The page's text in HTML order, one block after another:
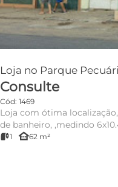
Consulte
Cód: 1469
Loja com ótima
de banheiro, ,medindo
1 other_houses62 m²